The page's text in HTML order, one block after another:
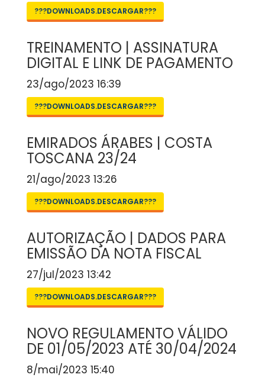
???DOWNLOADS.DESCARGAR???
TREINAMENTO | ASSINATURA
DIGITAL E LINK DE PAGAMENTO
23/ago/2023 16:39
???DOWNLOADS.DESCARGAR???
EMIRADOS ÁRABES | COSTA
TOSCANA 23/24
21/ago/2023 13:26
???DOWNLOADS.DESCARGAR???
AUTORIZAÇÃO | DADOS PARA
EMISSÃO DA NOTA FISCAL
27/jul/2023 13:42
???DOWNLOADS.DESCARGAR???
NOVO REGULAMENTO VÁLIDO
DE 01/05/2023 ATÉ 30/04/2024
8/mai/2023 15:40